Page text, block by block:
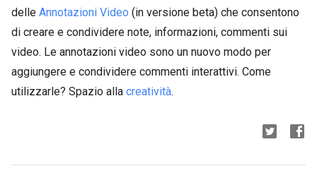
delle Annotazioni Video (in versione beta) che consentono
di creare e condividere note, informazioni, commenti sui
video. Le annotazioni video sono un nuovo modo per
aggiungere e condividere commenti interattivi. Come
utilizzarle? Spazio alla creatività.